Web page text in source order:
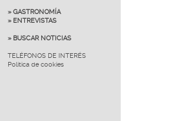
» GASTRONOMÍA
» ENTREVISTAS
» BUSCAR NOTICIAS
TELÉFONOS DE INTERÉS
Política de cookies